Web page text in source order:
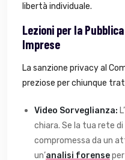
libertà individuale.
Lezioni per la
Imprese
La sanzione privacy al
preziose per chiunque
Video Sorveglianza:
chiara. Se la tua rete
compromessa da un
un’analisi forense